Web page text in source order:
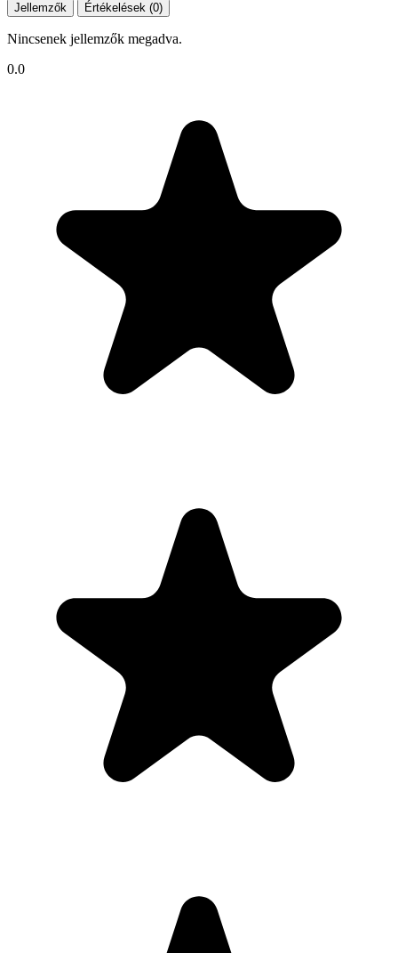
Jellemzők Értékelések (0)
Nincsenek jellemzők megadva.
0.0